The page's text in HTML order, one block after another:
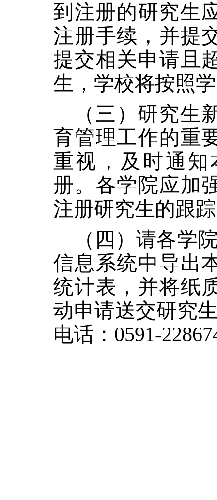
到注册的研究生
注册手续，并提
提交相关申请且
生，学校将按照
（ 三 ）研究生
育管理工作的重
重视，及时通
册。各学院应加
注册研究生的跟
（四）请各学
信息系统中导出
统计表，并将纸
动申请送交研究
电话： 0591-